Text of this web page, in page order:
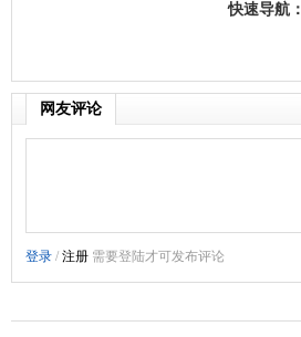
快速导航：
网友评论